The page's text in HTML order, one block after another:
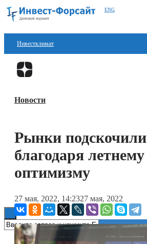
ENG
Инвестклимат
Финансы
Блокчейн
Новости
Рынки подскочили
благодаря летнему
оптимизму
27 мая, 2022, 14:2327 мая, 2022